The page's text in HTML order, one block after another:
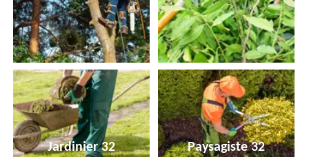
Jardinier 32 Paysagiste 32